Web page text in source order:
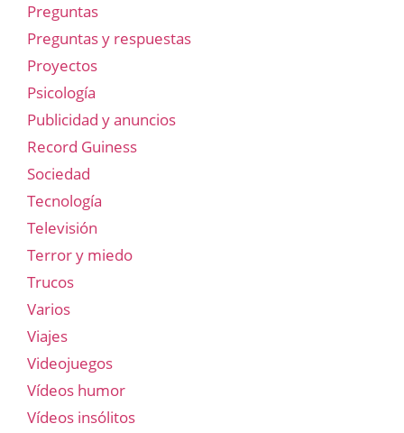
Preguntas
Preguntas y respuestas
Proyectos
Psicología
Publicidad y anuncios
Record Guiness
Sociedad
Tecnología
Televisión
Terror y miedo
Trucos
Varios
Viajes
Videojuegos
Vídeos humor
Vídeos insólitos